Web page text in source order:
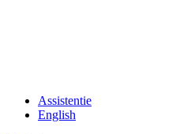
Assistentie
English